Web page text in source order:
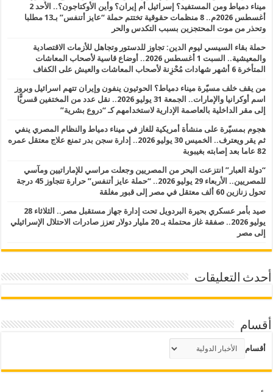
ميناء دمياط ومن المستفيد؟ إسرائيل أم إيران؟ وأين الأوكتاجون؟.. الأحد 2
أغسطس 2026م.. 8 منظمات حقوقية تختتم حملة “عايز أتنفس” بـ13 مطلبا
وتحذر من موت المحتجزين بسبب التكدس والحر
حملة بقاء السيسي ليوم الدين: تجاوز للدستور وتجاهل للأزمات الاقتصادية
والمعيشية.. السبت 1 أغسطس 2026.. أوضاع قاسية لأصحاب المعاشات
المتأخرة 6 أشهر شهادات مُحْزِنة لأصحاب المعاشات والعيش على الكفاف
من يقف خلف مسيّرة ميناء دمياط؟ الحوثيون ينفون وإيران تتهم اسرائيل وبروز
اسم أوكرانيا والإمارات.. الجمعة 31 يوليو 2026.. نقل عدد من المختفين قسريًّا
إلى مقر الداخلية بالعاصمة الإدارية لاستخدامهم كـ “دروع بشرية”
هجوم بمسيّرة على منشأة أمريكية للغاز في ميناء دمياط والنظام المصري ينفي
ثم يقر ويعترف.. الخميس 30 يوليو 2026.. إدارة سجن بدر تمنع علاج معتقل عمره
82 عاما بعد إصابته بغيبوبة
“دولة العبار” انتزعت البحر من المصريين وجعلت مراسي للإماراتيين ومآسي
للمصريين.. الأربعاء 29 يوليو 2026.. “حملة عايز أتنفس” حرارة تتجاوز 45 درجة
تحول زنازين 60 ألف معتقل في مصر إلى قبور مغلقة
صيد بأمر عسكري بحيرة البردويل تحت إدارة جهاز مستقبل مصر.. الثلاثاء 28
يوليو 2026.. صفقة غاز محتملة بـ 20 مليار دولار تعزز صادرات الاحتلال الإسرائيلي
إلى مصر
أحدث التعليقات
أقسام
أقسام